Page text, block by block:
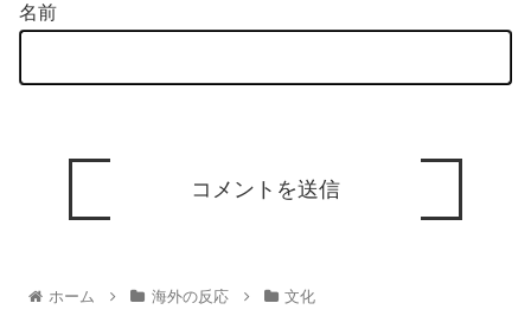
名前
ホーム 海外の反応 文化